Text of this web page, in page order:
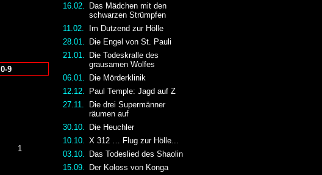
16.02.
Das Mädchen mit den
schwarzen Strümpfen
11.02.
Im Dutzend zur Hölle
28.01.
Die Engel von St. Pauli
21.01.
Die Todeskralle des
grausamen Wolfes
06.01.
Die Mörderklinik
12.12.
Paul Temple: Jagd auf Z
27.11.
Die drei Supermänner
räumen auf
30.10.
Die Heuchler
10.10.
X 312 … Flug zur Hölle...
03.10.
Das Todeslied des Shaolin
15.09.
Der Koloss von Konga
0-9
1